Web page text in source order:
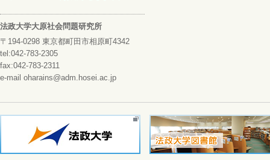
法政大学大原社会問題研究所
〒194-0298 東京都町田市相原町4342
tel:042-783-2305
fax:042-783-2311
e-mail oharains@adm.hosei.ac.jp